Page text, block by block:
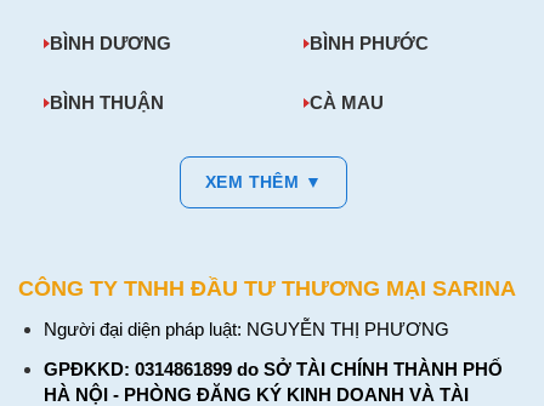
BÌNH DƯƠNG BÌNH PHƯỚC
BÌNH THUẬN CÀ MAU
XEM THÊM ▼
CÔNG TY TNHH ĐẦU TƯ THƯƠNG MẠI SARINA
Người đại diện pháp luật: NGUYỄN THỊ PHƯƠNG
GPĐKKD: 0314861899 do SỞ TÀI CHÍNH THÀNH PHỐ
HÀ NỘI - PHÒNG ĐĂNG KÝ KINH DOANH VÀ TÀI